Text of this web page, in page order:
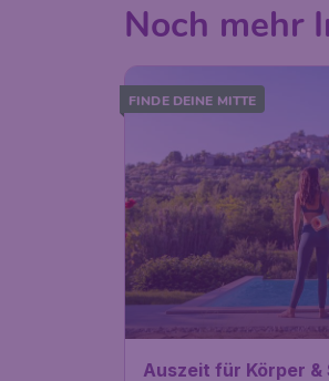
Noch mehr
FINDE DEINE MITTE
Auszeit für Körper &